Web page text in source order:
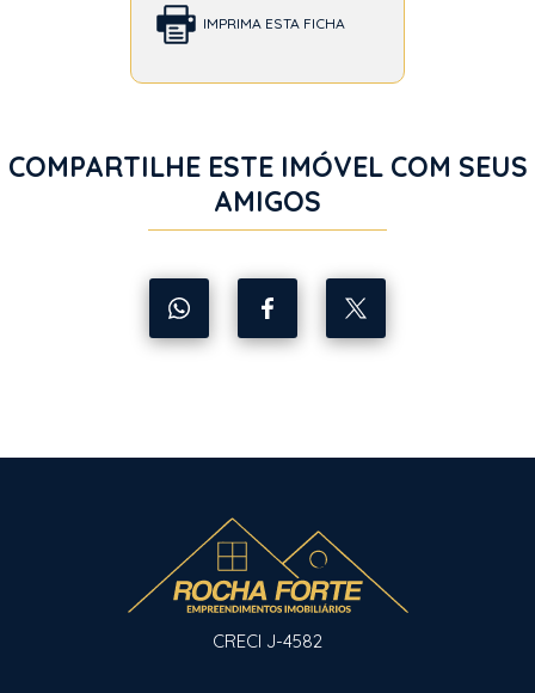
IMPRIMA ESTA FICHA
COMPARTILHE ESTE IMÓVEL COM SEUS
AMIGOS
CRECI J-4582